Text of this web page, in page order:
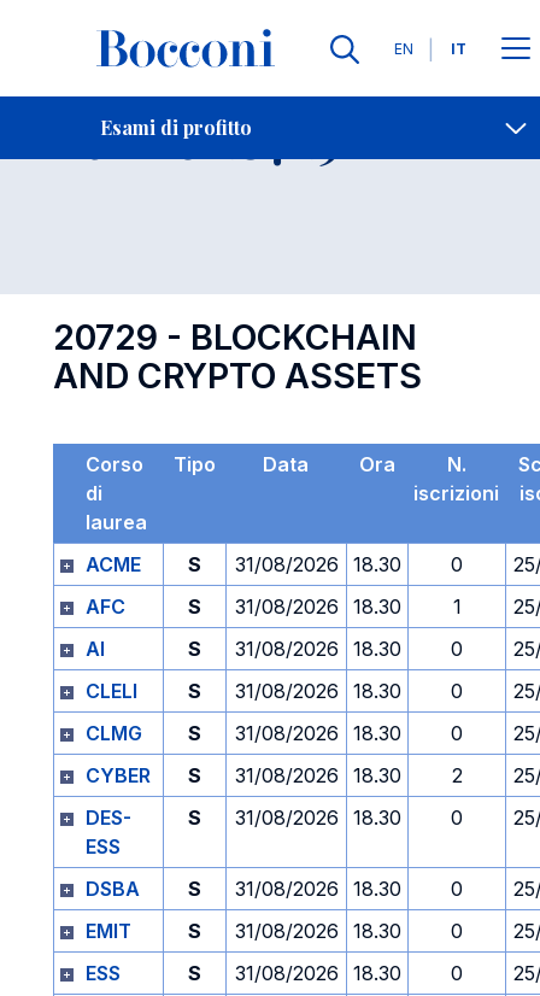
Lingue
EN IT
Esami di profitto
Contatti
Esame 20729 Open
20729 - BLOCKCHAIN
AND CRYPTO ASSETS
Corso
di
laurea
Tipo Data Ora
N.
iscrizioni
ACME S 31/08/2026 18.30 0
AFC
S 31/08/2026 18.30 1
AI
S 31/08/2026 18.30 0
CLELI
S 31/08/2026 18.30 0
CLMG
S 31/08/2026 18.30 0
CYBER
S 31/08/2026 18.30 2
DES-
ESS
S 31/08/2026 18.30 0
DSBA S 31/08/2026 18.30 0
EMIT
S 31/08/2026 18.30 0
ESS
S 31/08/2026 18.30 0